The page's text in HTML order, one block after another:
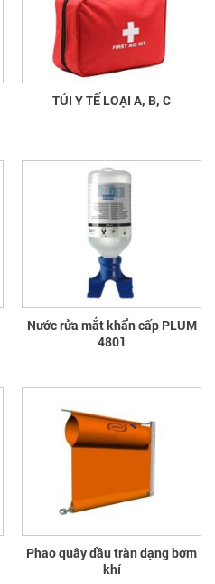
TÚI Y TẾ LOẠI A, B, C
Nước rửa mắt khẩn cấp PLUM
4801
Phao quây dầu tràn dạng bơm
khí